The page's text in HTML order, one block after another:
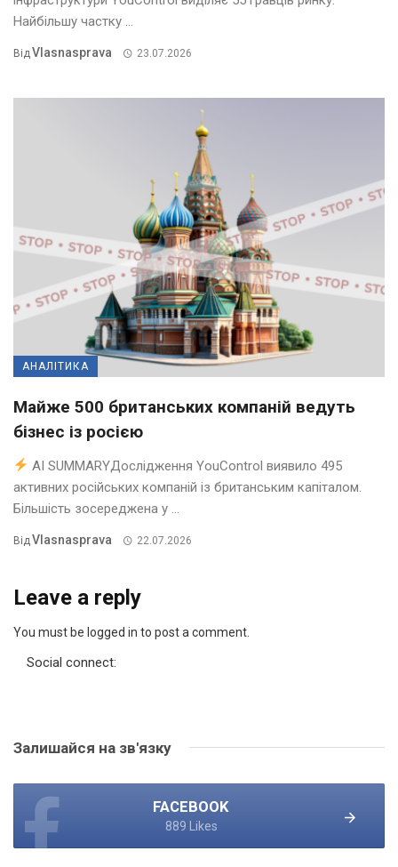
Найбільшу частку ...
ВідVlasnasprava 23.07.2026
АНАЛІТИКА
Майже 500 британських компаній ведуть
бізнес із росією
AI SUMMARYДослідження YouControl виявило 495
активних російських компаній із британським капіталом.
Більшість зосереджена у ...
ВідVlasnasprava 22.07.2026
Leave a reply
You must be logged in to post a comment.
Social connect:
Залишайся на зв'язку
FACEBOOK
889 Likes